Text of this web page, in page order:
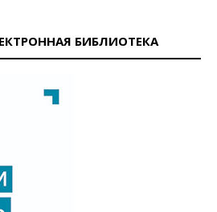
БИБЛИОТЕКА